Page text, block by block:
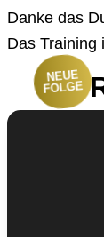
Danke das
Das Training
NEUE
FOLGE